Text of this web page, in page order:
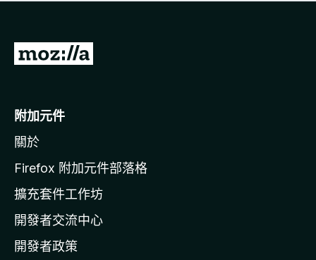
有
前
o
i
l
a
官
網
附加元件
關於
Firefox 附加元件部落格
擴充套件工作坊
開發者交流中心
開發者政策